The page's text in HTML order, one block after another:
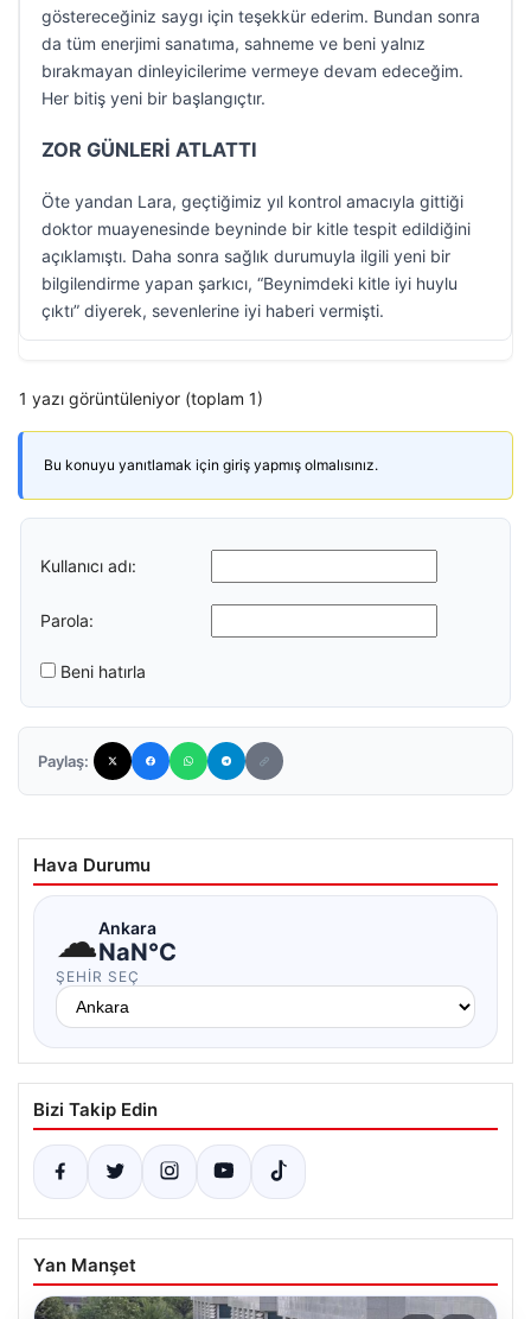
göstereceğiniz saygı için teşekkür ederim. Bundan sonra
da tüm enerjimi sanatıma, sahneme ve beni yalnız
bırakmayan dinleyicilerime vermeye devam edeceğim.
Her bitiş yeni bir başlangıçtır.
ZOR GÜNLERİ ATLATTI
Öte yandan Lara, geçtiğimiz yıl kontrol amacıyla gittiği
doktor muayenesinde beyninde bir kitle tespit edildiğini
açıklamıştı. Daha sonra sağlık durumuyla ilgili yeni bir
bilgilendirme yapan şarkıcı, “Beynimdeki kitle iyi huylu
çıktı” diyerek, sevenlerine iyi haberi vermişti.
1 yazı görüntüleniyor (toplam 1)
Bu konuyu yanıtlamak için giriş yapmış olmalısınız.
Kullanıcı adı:
Parola:
Beni hatırla
Paylaş:
Hava Durumu
☁Ankara
NaN°C
ŞEHIR SEÇ
Bizi Takip Edin
Yan Manşet